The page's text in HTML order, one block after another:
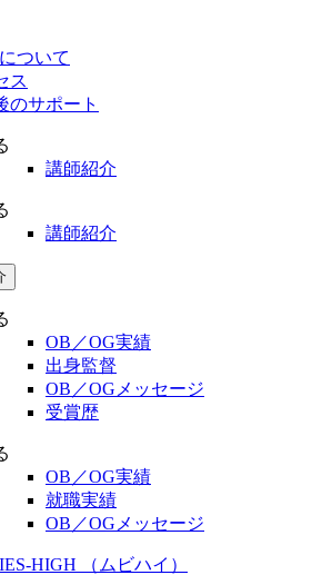
ついて
ス
のサポート
講師紹介
講師紹介
OB／OG実績
出身監督
OB／OGメッセージ
受賞歴
OB／OG実績
就職実績
OB／OGメッセージ
HIGH （ムビハイ）